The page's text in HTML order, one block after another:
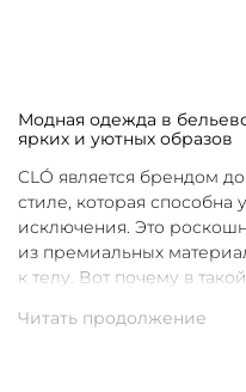
Модная одежда в
ярких и уютных образов
CLÓ является брендом
стиле, которая способна
исключения. Это
из премиальных
к телу. Вот почему в
продуманные фасоны